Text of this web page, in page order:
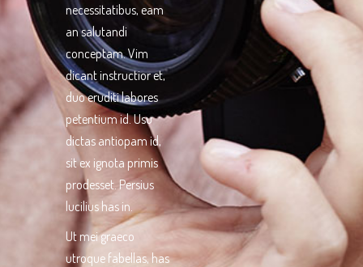
necessitatibus, eam
an salutandi
conceptam. Vim
dicant instructior et,
duo eruditi labores
petentium id. Usu
dictas antiopam id,
sit ex ignota primis
prodesset. Persius
lucilius has in.
Ut mei graeco
utroque fabellas, has